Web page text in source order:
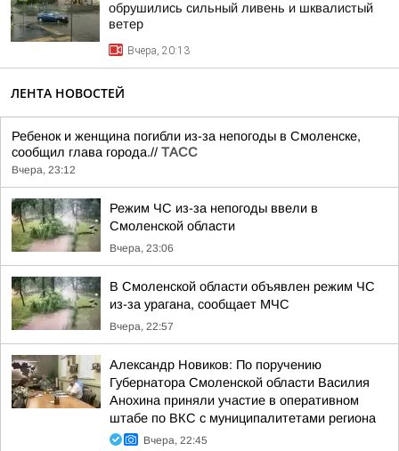
обрушились сильный ливень и шквалистый
ветер
Вчера, 20:13
ЛЕНТА НОВОСТЕЙ
Ребенок и женщина погибли из-за непогоды в Смоленске,
сообщил глава города.// ТАСС
Вчера, 23:12
Режим ЧС из-за непогоды ввели в
Смоленской области
Вчера, 23:06
В Смоленской области объявлен режим ЧС
из-за урагана, сообщает МЧС
Вчера, 22:57
Александр Новиков: По поручению
Губернатора Смоленской области Василия
Анохина приняли участие в оперативном
штабе по ВКС с муниципалитетами региона
Вчера, 22:45